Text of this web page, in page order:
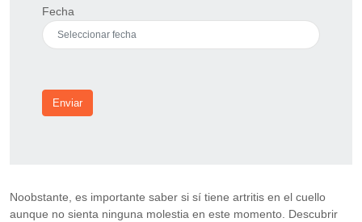
Fecha
Enviar
Noobstante, es importante saber si sí tiene artritis en el cuello
aunque no sienta ninguna molestia en este momento. Descubrir